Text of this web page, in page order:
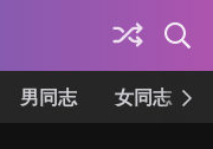
男同志 女同志